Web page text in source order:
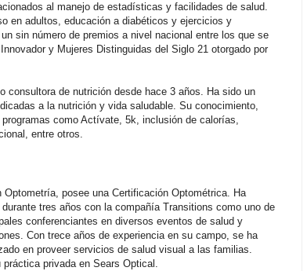
al manejo de estadísticas y facilidades de salud.
en adultos, educación a diabéticos y ejercicios y
sin número de premios a nivel nacional entre los que se
y Mujeres Distinguidas del Siglo 21 otorgado por
consultora de nutrición desde hace 3 años. Ha sido un
a la nutrición y vida saludable. Su conocimiento,
como Actívate, 5k, inclusión de calorías,
entre otros.
Optometría, posee una Certificación Optométrica. Ha
durante tres años con la compañía Transitions como uno de
conferenciantes en diversos eventos de salud y
Con trece años de experiencia en su campo, se ha
en proveer servicios de salud visual a las familias.
práctica privada en Sears Optical.